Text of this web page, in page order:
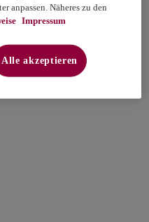
anpassen. Näheres zu den
Impressum
Alle akzeptieren